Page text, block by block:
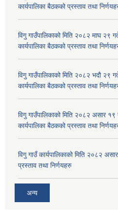
कार्यपालिका बैठकको प्रस्ताव तथा
विगु गाउँपालिकाको मिति २०८२ माघ २९
कार्यपालिका बैठकको प्रस्ताव तथा
विगु गाउँपालिकाको मिति २०८२ भदौ २९
कार्यपालिका बैठकको प्रस्ताव तथा
विगु गाउँपालिकाको मिति २०८२ असार
कार्यपालिका बैठकको प्रस्ताव तथा
विगु गाउँ कार्यपालिकाको मिति २०८२
प्रस्ताव तथा निर्णयहरु
अन्य